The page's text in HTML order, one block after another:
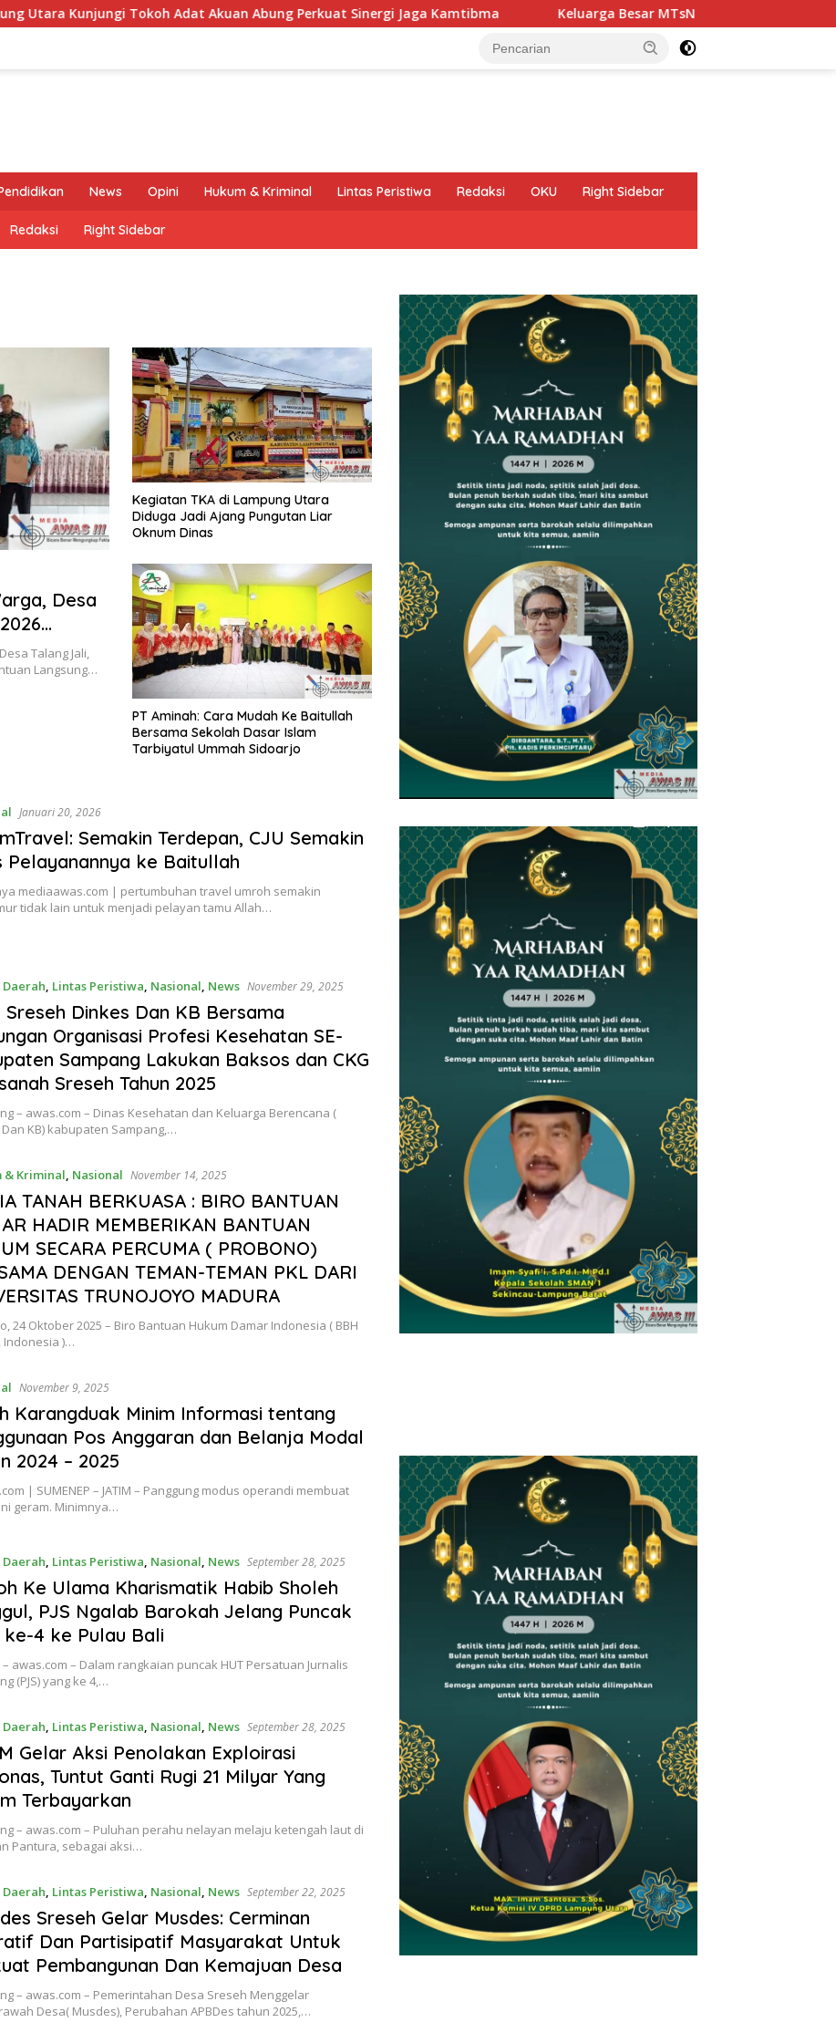
Tokoh Adat Akuan Abung Perkuat Sinergi Jaga Kamtibma Keluarga Besar MTsN 2 Kanigoro KEDIRI
News Opini Hukum & Kriminal Lintas Peristiwa Redaksi OKU Right Sidebar
Redaksi Right Sidebar
Desa
Talang Jali,
Langsung…
Kegiatan TKA di Lampung Utara
Diduga Jadi Ajang Pungutan Liar
Oknum Dinas
PT Aminah: Cara Mudah Ke Baitullah
Bersama Sekolah Dasar Islam
Tarbiyatul Ummah Sidoarjo
Januari 20, 2026
Semakin Terdepan, CJU Semakin
Pelayanannya ke Baitullah
mediaawas.com | pertumbuhan travel umroh semakin
tidak lain untuk menjadi pelayan tamu Allah…
Daerah, Lintas Peristiwa, Nasional, News November 29, 2025
Sreseh Dinkes Dan KB Bersama
Organisasi Profesi Kesehatan SE-
Sampang Lakukan Baksos dan CKG
Sreseh Tahun 2025
– awas.com – Dinas Kesehatan dan Keluarga Berencana (
KB) kabupaten Sampang,…
& Kriminal, Nasional November 14, 2025
TANAH BERKUASA : BIRO BANTUAN
HADIR MEMBERIKAN BANTUAN
SECARA PERCUMA ( PROBONO)
DENGAN TEMAN-TEMAN PKL DARI
TRUNOJOYO MADURA
24 Oktober 2025­ – Biro Bantuan Hukum Damar Indonesia ( BBH
Indonesia )…
November 9, 2025
Karangduak Minim Informasi tentang
Pos Anggaran dan Belanja Modal
2024 – 2025
| SUMENEP – JATIM – Panggung modus operandi membuat
geram. Minimnya…
Daerah, Lintas Peristiwa, Nasional, News September 28, 2025
Ke Ulama Kharismatik Habib Sholeh
PJS Ngalab Barokah Jelang Puncak
ke-4 ke Pulau Bali
– awas.com – Dalam rangkaian puncak HUT Persatuan Jurnalis
(PJS) yang ke 4,…
Daerah, Lintas Peristiwa, Nasional, News September 28, 2025
Gelar Aksi Penolakan Exploirasi
Tuntut Ganti Rugi 21 Milyar Yang
Terbayarkan
– awas.com – Puluhan perahu nelayan melaju ketengah laut di
Pantura, sebagai aksi…
Daerah, Lintas Peristiwa, Nasional, News September 22, 2025
Sreseh Gelar Musdes: Cerminan
Dan Partisipatif Masyarakat Untuk
Pembangunan Dan Kemajuan Desa
– awas.com – Pemerintahan Desa Sreseh Menggelar
Desa( Musdes), Perubahan APBDes tahun 2025,…